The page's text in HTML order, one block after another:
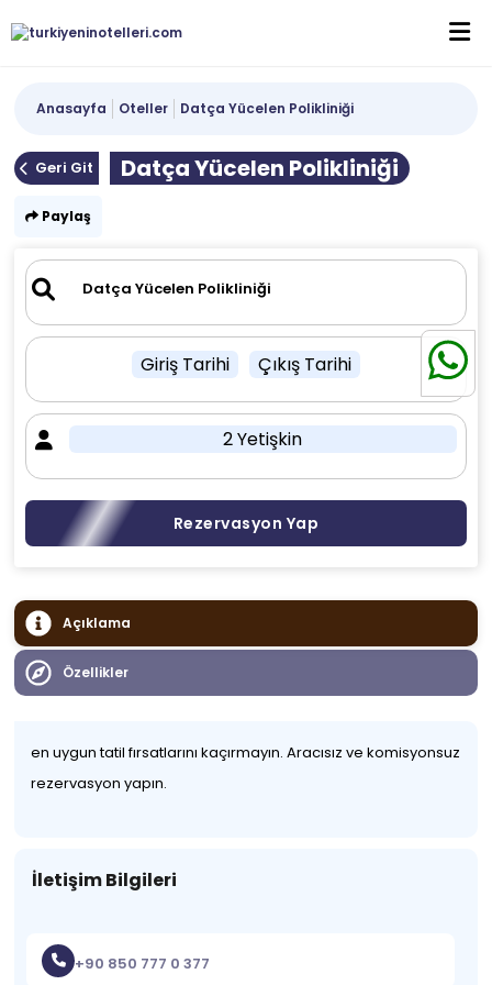
Anasayfa Oteller Datça Yücelen Polikliniği
Geri Git Datça Yücelen Polikliniği
Paylaş
Giriş Tarihi Çıkış Tarihi
2 Yetişkin
Rezervasyon Yap
Açıklama
Özellikler
en uygun tatil fırsatlarını kaçırmayın. Aracısız ve komisyonsuz
rezervasyon yapın.
İletişim Bilgileri
+90 850 777 0 377